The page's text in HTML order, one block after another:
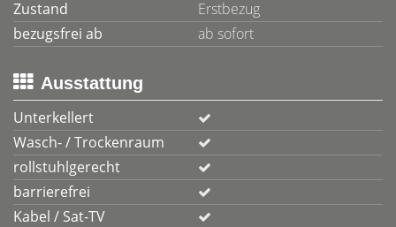
Zustand
Erstbezug
bezugsfrei ab
ab sofort
Ausstattung
Unterkellert
Wasch- / Trockenraum
rollstuhlgerecht
barrierefrei
Kabel / Sat-TV